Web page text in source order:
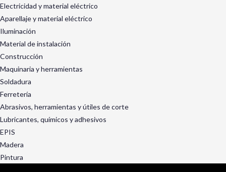
Electricidad y material eléctrico
Aparellaje y material eléctrico
Iluminación
Material de instalación
Construcción
Maquinaria y herramientas
Soldadura
Ferretería
Abrasivos, herramientas y útiles de corte
Lubricantes, químicos y adhesivos
EPIS
Madera
Pintura